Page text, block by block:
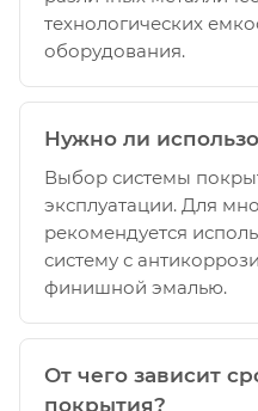
технологических
оборудования.
Нужно ли
Выбор системы
эксплуатации. Для
рекомендуется
систему с
финишной эмалью.
От чего зависит
покрытия?